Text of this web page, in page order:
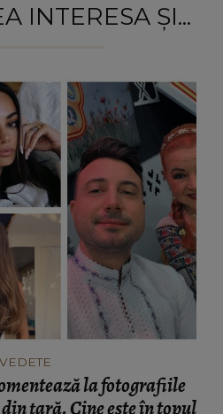
INTERESA ȘI...
VEDETE
la fotografiile